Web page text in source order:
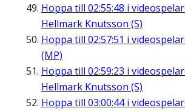
Hoppa till 02:55:48 i
Hellmark Knutsson (S)
Hoppa till 02:57:51 i
(MP)
Hoppa till 02:59:23 i
Hellmark Knutsson (S)
Hoppa till 03:00:44i